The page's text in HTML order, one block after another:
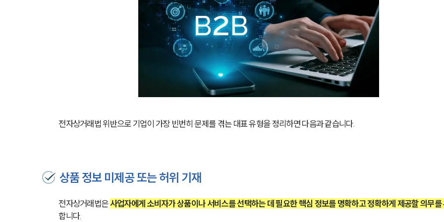
전자상거래법 위반으로 기업이 가장 빈번히 문제를 겪는 대표 유형을 정리하면 다음과 같습니다.
상품 정보 미제공 또는 허위 기재
전자상거래법은 사업자에게 소비자가 상품이나 서비스를 선택하는 데 필요한 핵심 정보를 명확하고 정확하게 제공할 의무를
합니다.